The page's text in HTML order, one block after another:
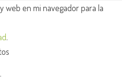
web en mi navegador para la
.